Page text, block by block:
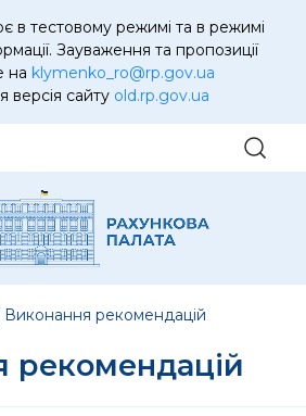
в тестовому режимі та в режимі
Зауваження та пропозиції
на klymenko_ro@rp.gov.ua
версія сайту old.rp.gov.ua
Виконання рекомендацій
рекомендацій